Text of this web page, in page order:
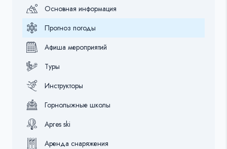
Основная информация
Прогноз погоды
Афиша мероприятий
Туры
Инструкторы
Горнолыжные школы
Apres ski
Аренда снаряжения